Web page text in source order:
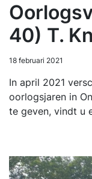
40) T.
18 februari 2021
In april 2021
oorlogsjaren in
te geven, vindt u